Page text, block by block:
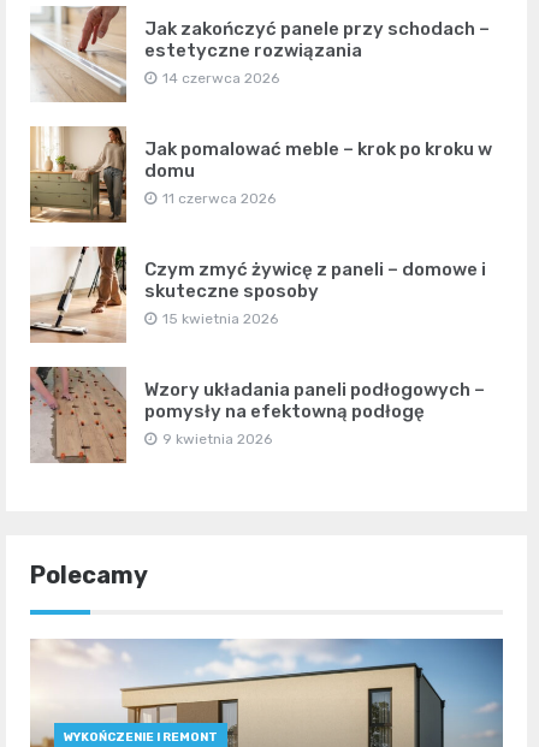
Jak zakończyć panele przy schodach –
estetyczne rozwiązania
14 czerwca 2026
Jak pomalować meble – krok po kroku w
domu
11 czerwca 2026
Czym zmyć żywicę z paneli – domowe i
skuteczne sposoby
15 kwietnia 2026
Wzory układania paneli podłogowych –
pomysły na efektowną podłogę
9 kwietnia 2026
Polecamy
WYKOŃCZENIE I REMONT